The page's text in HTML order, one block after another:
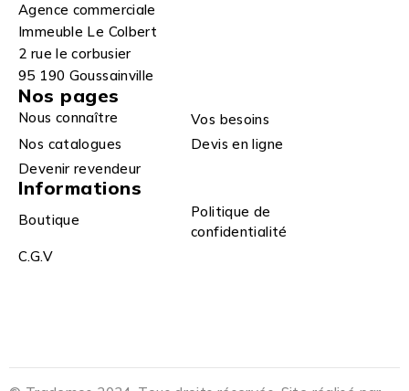
Agence commerciale
Immeuble Le Colbert
2 rue le corbusier
95 190 Goussainville
Nos pages
Nous connaître
Vos besoins
Nos catalogues
Devis en ligne
Devenir revendeur
Informations
Boutique
Politique de
confidentialité
C.G.V